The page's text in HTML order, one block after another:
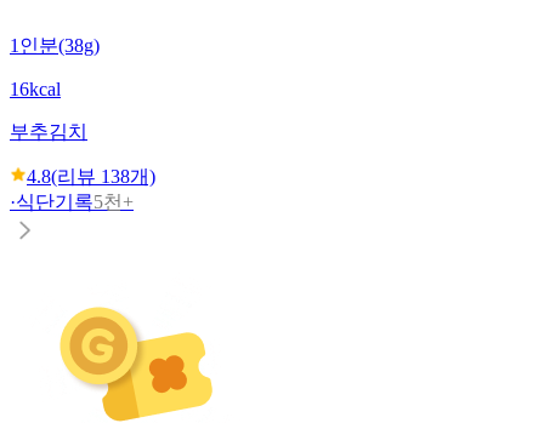
1인분(38g)
16kcal
부추김치
4.8(리뷰 138개)
·식단기록5천+